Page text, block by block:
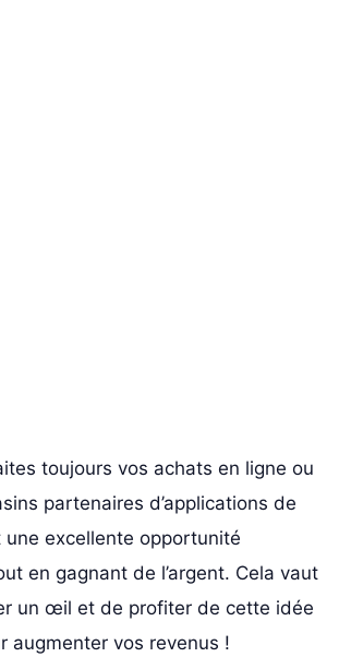
toujours vos achats en ligne ou
partenaires d’applications de
une excellente opportunité
en gagnant de l’argent. Cela vaut
un œil et de profiter de cette idée
augmenter vos revenus !